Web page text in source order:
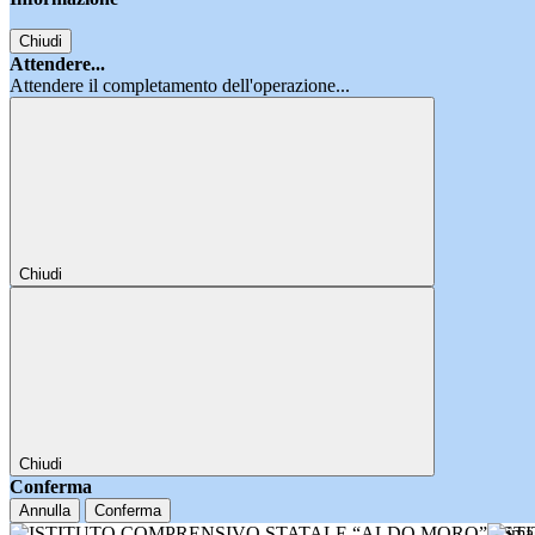
Chiudi
Attendere...
Attendere il completamento dell'operazione...
Chiudi
Chiudi
Conferma
Annulla Conferma